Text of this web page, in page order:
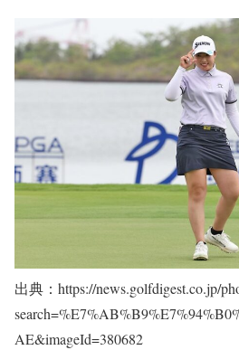
出典：https://news.golfdigest.co.jp/
AE&imageId=380682